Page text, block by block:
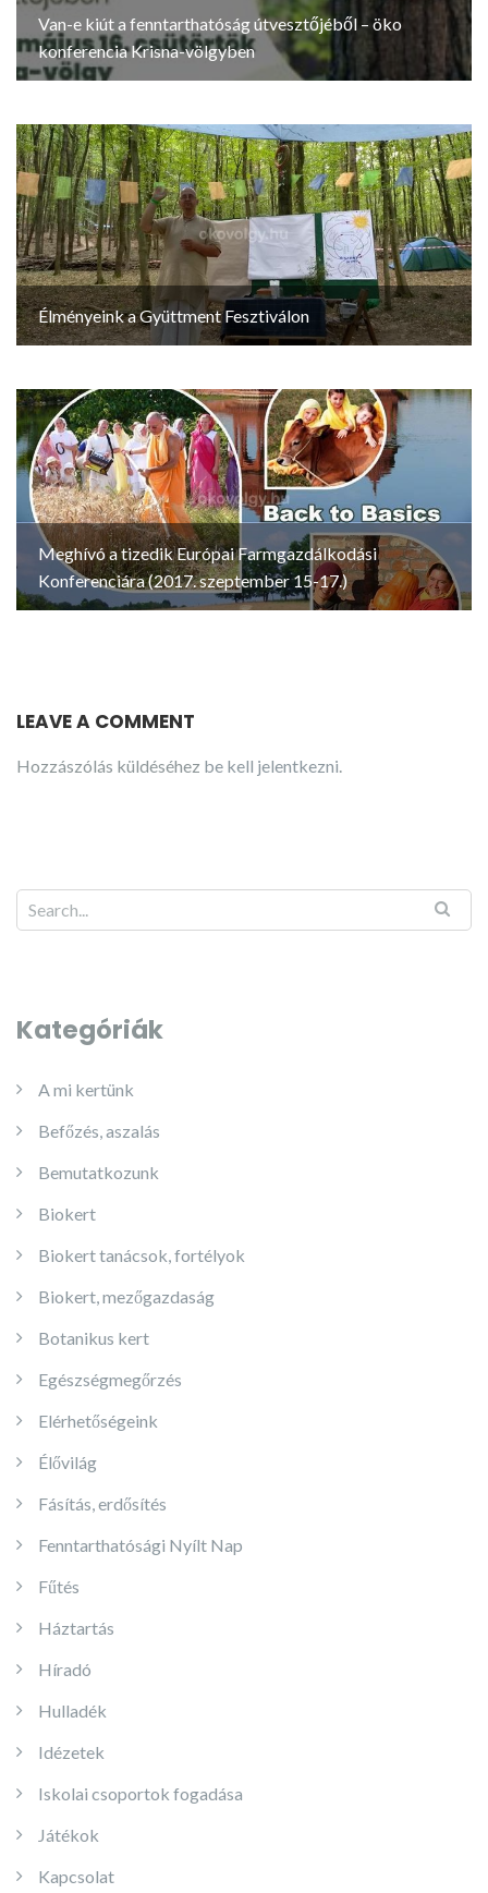
Van-e kiút a fenntarthatóság útvesztőjéből – öko
konferencia Krisna-völgyben
Élményeink a Gyüttment Fesztiválon
Meghívó a tizedik Európai Farmgazdálkodási
Konferenciára (2017. szeptember 15-17.)
LEAVE A COMMENT
Hozzászólás küldéséhez be kell jelentkezni.
Kategóriák
A mi kertünk
Befőzés, aszalás
Bemutatkozunk
Biokert
Biokert tanácsok, fortélyok
Biokert, mezőgazdaság
Botanikus kert
Egészségmegőrzés
Elérhetőségeink
Élővilág
Fásítás, erdősítés
Fenntarthatósági Nyílt Nap
Fűtés
Háztartás
Híradó
Hulladék
Idézetek
Iskolai csoportok fogadása
Játékok
Kapcsolat